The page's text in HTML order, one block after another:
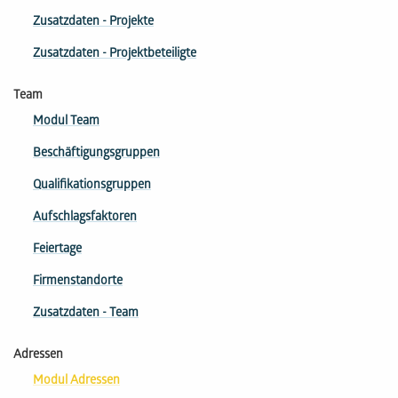
Zusatzdaten - Projekte
Zusatzdaten - Projektbeteiligte
Team
Modul Team
Beschäftigungsgruppen
Qua­li­fi­ka­tions­gruppen
Aufschlagsfaktoren
Feiertage
Firmen­standorte
Zusatzdaten - Team
Adressen
Modul Adressen